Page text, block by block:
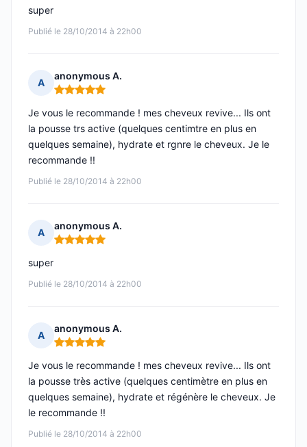
Publié le 28/10/2014 à 22h00
super
A
anonymous A.
Note : 5 sur 5
Publié le 28/10/2014 à 22h00
Je vous le recommande ! mes cheveux revive... Ils ont
la pousse trs active (quelques centimtre en plus en
quelques semaine), hydrate et rgnre le cheveux. Je le
recommande !!
A
anonymous A.
Note : 5 sur 5
Publié le 28/10/2014 à 22h00
super
A
anonymous A.
Note : 5 sur 5
Publié le 28/10/2014 à 22h00
Je vous le recommande ! mes cheveux revive... Ils ont
la pousse très active (quelques centimètre en plus en
quelques semaine), hydrate et régénère le cheveux. Je
le recommande !!